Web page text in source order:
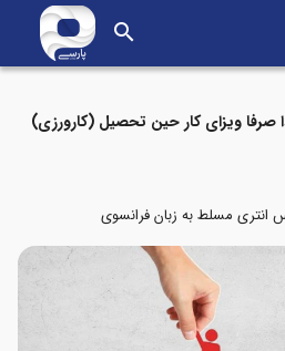
search
ویزای کار حین تحصیل (کارورزی)